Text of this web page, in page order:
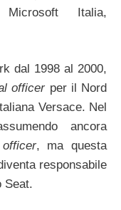
Italia,
dal 1998 al 2000,
officer per il Nord
Versace. Nel
ancora
, ma questa
responsabile
Seat.